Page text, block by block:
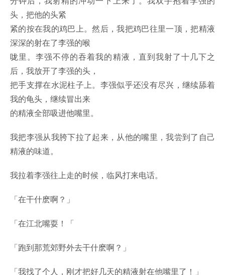
头，把他的头紧
紧的按在我的鸡巴上。然后，我把鸡巴往里一顶，把精液
深深的射在了李强的喉
咙里。李强不停的吞着我的精液，直到我射了十几下之
后，我放开了李强的头，
把手支撑在水泥柱子上。李强似乎还没有尽兴，继续舔着
我的龟头，继续冒出来
的精液全部吸进他嘴里。
我把李强从我胯下拉了起来，从他的嘴里，我尝到了自己
精液的味道。
我拉着李强往上走的时候，临风打来电话。
「在干什麽啊？」
「在江北嘴耍！「
「跑到那荒郊野外去干什麽啊？」
「我找了个人，刚才把好几天的精液射在他嘴里了！」